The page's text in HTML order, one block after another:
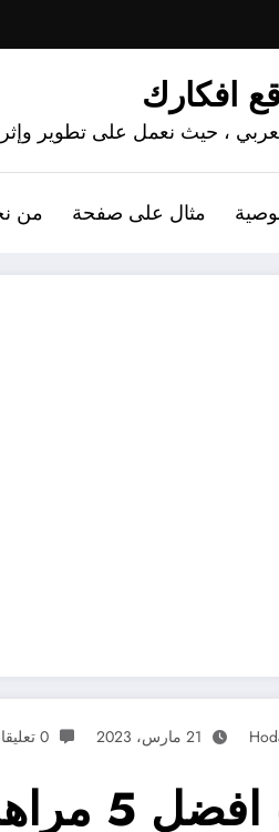
افكارك
، حيث نعمل على تطوير
مثال على صفحة من
21 مارس، 2023 0 تعليقات
الساخن